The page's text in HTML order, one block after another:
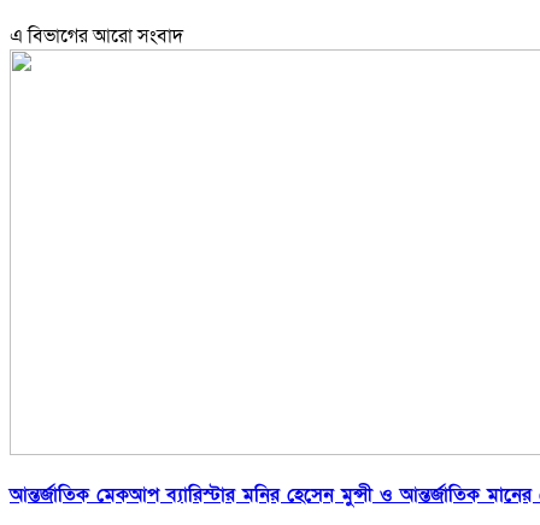
এ বিভাগের আরো সংবাদ
আন্তর্জাতিক মেকআপ ব্যারিস্টার মনির হেসেন মুন্সী ও আন্তর্জাতিক